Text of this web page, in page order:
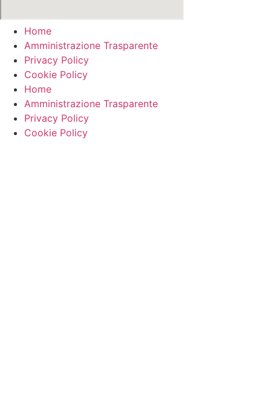
Home
Amministrazione Trasparente
Privacy Policy
Cookie Policy
Home
Amministrazione Trasparente
Privacy Policy
Cookie Policy